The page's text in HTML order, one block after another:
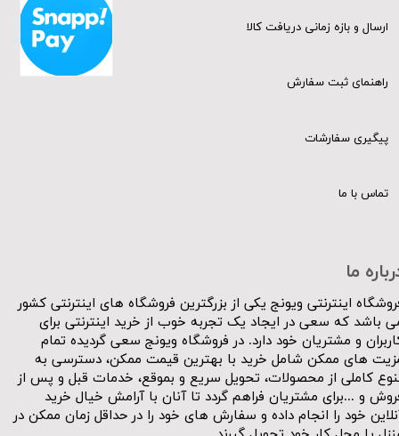
ما
اینترنتی ویونج یکی از بزرگترین فروشگاه های اینترنتی کشور
باشد که سعی در ایجاد یک تجربه خوب از خرید اینترنتی برای
و مشتریان خود دارد. در فروشگاه ویونج سعی گردیده تمام
های ممکن شامل خرید با بهترین قیمت ممکن، دسترسی به
کاملی از محصولات، تحویل سریع و بموقع، خدمات قبل و پس از
و ...برای مشتریان فراهم گردد تا آنان با آرامش خیال خرید
خود را انجام داده و سفارش های خود را در حداقل زمان ممکن در
ارسال و بازه زمانی دریافت کالا
راهنمای ثبت سفارش
پیگیری سفارشات
تماس با ما